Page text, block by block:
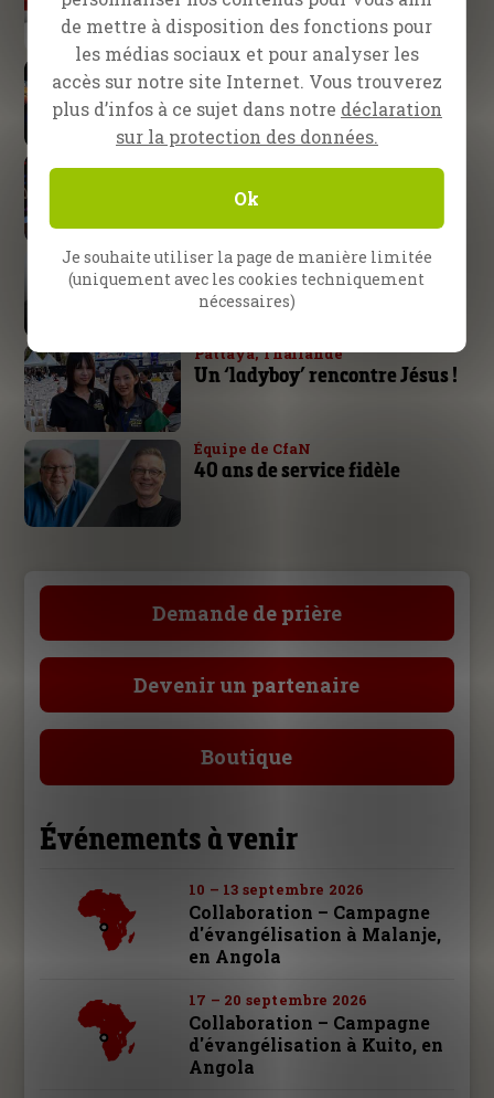
École d’évangélisation SOE
S’attendre à de grandes choses
de la part de Dieu
Nuremberg, Allemagne
Le bras de Dieu n’est pas trop
court !
Daniel Kolenda
La victoire appartient au
Seigneur
Pattaya, Thaïlande
Un ‘ladyboy’ rencontre Jésus !
Équipe de CfaN
40 ans de service fidèle
Demande de prière
Devenir un partenaire
Boutique
Événements à venir
10 – 13 septembre 2026
Collaboration – Campagne
d'évangélisation à Malanje,
en Angola
17 – 20 septembre 2026
Collaboration – Campagne
d'évangélisation à Kuito, en
Angola
de mettre à disposition des fonctions pour
les médias sociaux et pour analyser les
accès sur notre site Internet. Vous trouverez
plus d’infos à ce sujet dans notre déclaration
sur la protection des données.
Ok
Je souhaite utiliser la page de manière limitée
(uniquement avec les cookies techniquement
nécessaires)